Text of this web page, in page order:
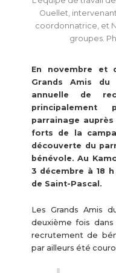
Ouellet,
coordonnatrice, et
groupes.
En novembre et
Grands Amis du
annuelle de
parrainage
forts de la
découverte du
bénévole. Au
3 décembre à 18
de Saint-Pascal.
Les Grands Amis
deuxième fois
recrutement de
par ailleurs été